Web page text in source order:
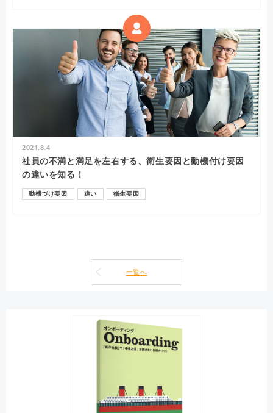
2021.8.4
社員の不満と満足を左右する、衛生要因と動機付け要因
の違いを知る！
動機づけ要因 違い 衛生要因
一覧へ